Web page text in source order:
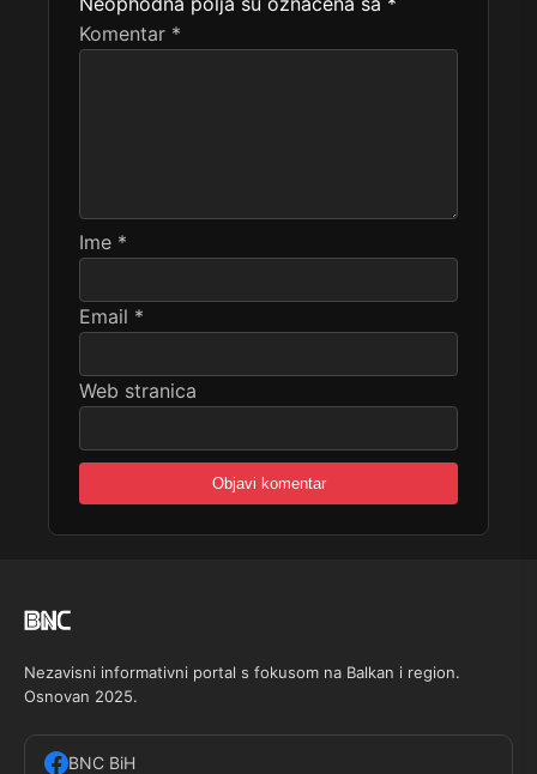
Komentar *
Ime *
Email *
Web stranica
Nezavisni informativni portal s fokusom na Balkan i region.
Osnovan 2025.
BNC BiH